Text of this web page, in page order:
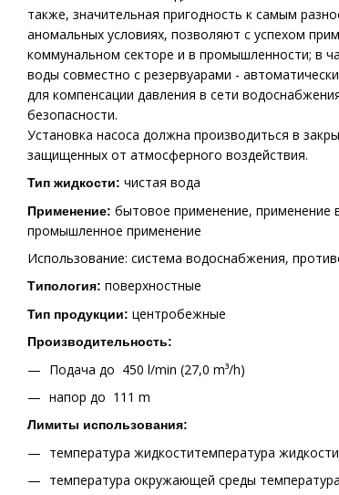
также, значительная пригодность к самым
аномальных условиях, позволяют с успехом
коммунальном секторе и в промышленности; в
воды совместно с резервуарами -
для компенсации давления в сети
безопасности.
Установка насоса должна производиться в
защищенных от атмосферного воздействия.
Тип жидкости: чистая вода
Применение: бытовое применение, применение
промышленное применение
Использование: система водоснабжения,
Tипология: поверхностные
Тип продукции: центробежные
Производительность:
Подача до 450 l/min (27,0 m³/h)
напор до 111 m
Лимиты использования:
температура жидкоститемпература
температура окружающей среды